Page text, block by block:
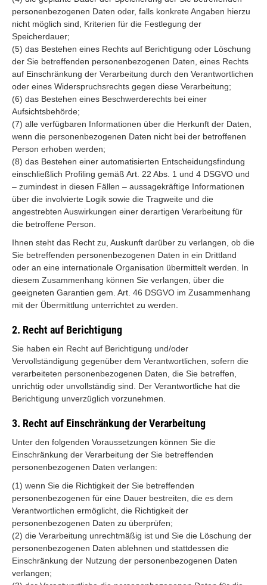
personenbezogenen Daten oder, falls konkrete Angaben hierzu
nicht möglich sind, Kriterien für die Festlegung der
Speicherdauer;
(5) das Bestehen eines Rechts auf Berichtigung oder Löschung
der Sie betreffenden personenbezogenen Daten, eines Rechts
auf Einschränkung der Verarbeitung durch den Verantwortlichen
oder eines Widerspruchsrechts gegen diese Verarbeitung;
(6) das Bestehen eines Beschwerderechts bei einer
Aufsichtsbehörde;
(7) alle verfügbaren Informationen über die Herkunft der Daten,
wenn die personenbezogenen Daten nicht bei der betroffenen
Person erhoben werden;
(8) das Bestehen einer automatisierten Entscheidungsfindung
einschließlich Profiling gemäß Art. 22 Abs. 1 und 4 DSGVO und
– zumindest in diesen Fällen – aussagekräftige Informationen
über die involvierte Logik sowie die Tragweite und die
angestrebten Auswirkungen einer derartigen Verarbeitung für
die betroffene Person.
Ihnen steht das Recht zu, Auskunft darüber zu verlangen, ob die
Sie betreffenden personenbezogenen Daten in ein Drittland
oder an eine internationale Organisation übermittelt werden. In
diesem Zusammenhang können Sie verlangen, über die
geeigneten Garantien gem. Art. 46 DSGVO im Zusammenhang
mit der Übermittlung unterrichtet zu werden.
2. Recht auf Berichtigung
Sie haben ein Recht auf Berichtigung und/oder
Vervollständigung gegenüber dem Verantwortlichen, sofern die
verarbeiteten personenbezogenen Daten, die Sie betreffen,
unrichtig oder unvollständig sind. Der Verantwortliche hat die
Berichtigung unverzüglich vorzunehmen.
3. Recht auf Einschränkung der Verarbeitung
Unter den folgenden Voraussetzungen können Sie die
Einschränkung der Verarbeitung der Sie betreffenden
personenbezogenen Daten verlangen:
(1) wenn Sie die Richtigkeit der Sie betreffenden
personenbezogenen für eine Dauer bestreiten, die es dem
Verantwortlichen ermöglicht, die Richtigkeit der
personenbezogenen Daten zu überprüfen;
(2) die Verarbeitung unrechtmäßig ist und Sie die Löschung der
personenbezogenen Daten ablehnen und stattdessen die
Einschränkung der Nutzung der personenbezogenen Daten
verlangen;